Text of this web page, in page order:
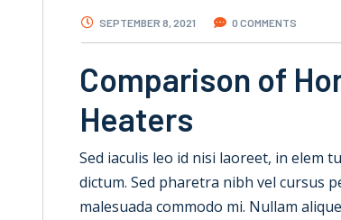
SEPTEMBER 8, 2021 0 COMMENTS
Comparison of
Heaters
Sed iaculis leo id nisi laoreet, in elem
dictum. Sed pharetra nibh vel cursus
malesuada commodo mi. Nullam